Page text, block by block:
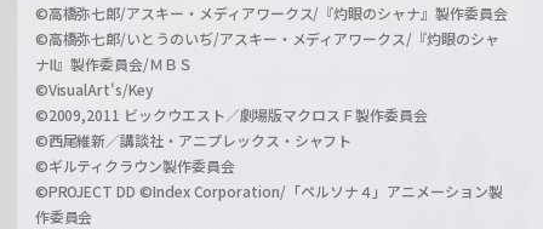
©高橋弥七郎/アスキー・メディアワークス/『灼眼のシャナ』製作委員会
©高橋弥七郎/いとうのいぢ/アスキー・メディアワークス/『灼眼のシャ
ナII』製作委員会/ＭＢＳ
©VisualArt's/Key
©2009,2011 ビックウエスト／劇場版マクロスＦ製作委員会
©西尾維新／講談社・アニプレックス・シャフト
©ギルティクラウン製作委員会
©PROJECT DD ©Index Corporation/「ペルソナ４」アニメーション製
作委員会